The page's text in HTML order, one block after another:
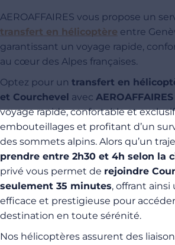
AEROAFFAIRES vous propose un
transfert en hélicoptère entre
garantissant un voyage rapide,
au cœur des Alpes françaises.
Optez pour un transfert en
et Courchevel avec AEROAFFAIRES
voyage rapide, confortable et
embouteillages et profitant d’un
des sommets alpins. Alors qu’un
prendre entre 2h30 et 4h selon la
privé vous permet de rejoindre
seulement 35 minutes, offrant
efficace et prestigieuse pour
destination en toute sérénité.
Nos hélicoptères assurent des